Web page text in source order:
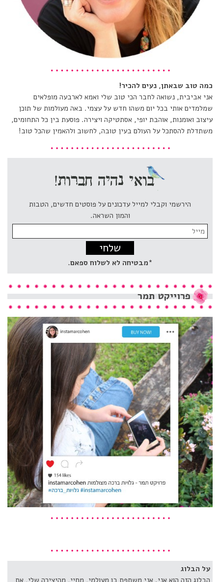
כמה טוב שבאתן, נעים להכיר!
אני אביבית, נשואה לחבר הכי טוב שלי ואמא לארבעה מופלאים
שמלמדים אותי בכל יום משהו חדש על עצמי. באה מעולמות של תוכן
עיצוב ואומנות, אוהבת יופי, אסתטיקה ויצירה. פוסעת בין כל התחומים,
משתדלת להסתכל על העולם בעין טובה, לחשוב ולהאמין שהכל טוב!
הירשמי וקבלי למייל עדכונים על פוסטים חדשים, הטבות
והמון השראה.
Email
address:
*מבטיחה לא לשלוח ספאם.
פרוייקט תמר
על הבלוג
הבלוג הזה הוא אני. אני משתפת בו מעולמי, מחיי, מהיצירה שלי, את